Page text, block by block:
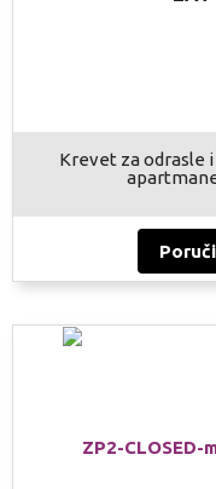
Krevet za odrasle